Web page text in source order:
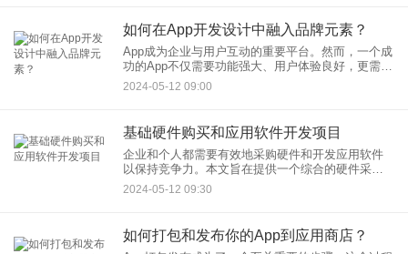
如何在App开发设计中融入品牌元素？
App成为企业与用户互动的重要平台。然而，一个成
功的App不仅需要功能强大、用户体验良好，更需在
设计上与企业品牌形象保持一致性。如何在App开发
设计中融入品牌元素，既展现独特品牌个性，又能
2024-05-12 09:00
基础硬件购买和应用软件开发项目
企业和个人都需要有效地采购硬件和开发应用软件
以保持竞争力。本文旨在提供一个综合的硬件采购
指南和洞见如何管理软件开发项目，确保您的投资
能够带来最大的价值和回报。
2024-05-12 09:30
如何打包和发布你的App到应用商店？